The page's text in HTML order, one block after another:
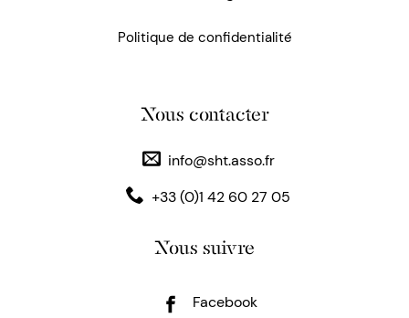
Politique de confidentialité
Nous contacter
info@sht.asso.fr
+33 (0)1 42 60 27 05
Nous suivre
Facebook